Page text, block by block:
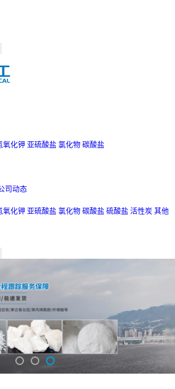
氧化钾 亚硫酸盐 氯化物 碳酸盐
司动态
氧化钾 亚硫酸盐 氯化物 碳酸盐 硫酸盐 活性炭 其他